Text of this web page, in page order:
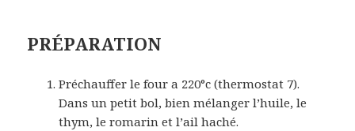
PRÉPARATION
Préchauffer le four a 220°c (thermostat 7).
Dans un petit bol, bien mélanger l’huile, le
thym, le romarin et l’ail haché.